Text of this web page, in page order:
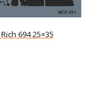
694 25×35